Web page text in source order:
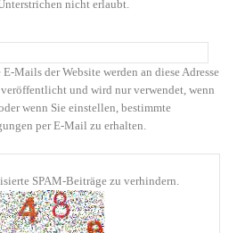
nicht erlaubt.
Mails der Website werden an diese Adresse
und wird nur verwendet, wenn
wenn Sie einstellen, bestimmte
per E-Mail zu erhalten.
SPAM-Beiträge zu verhindern.